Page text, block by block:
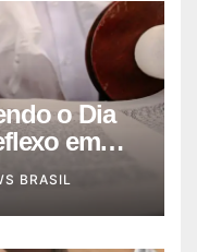
o Dia
em
BRASIL